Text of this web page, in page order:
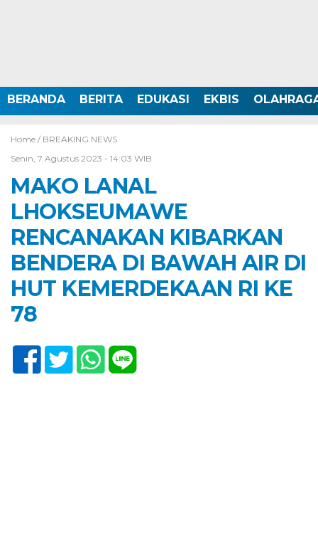
BERANDA BERITA EDUKASI EKBIS
Home / BREAKING NEWS
Senin, 7 Agustus 2023 - 14:03 WIB
MAKO LANAL
LHOKSEUMAWE
RENCANAKAN KIBARKAN
BENDERA DI BAWAH AIR DI
HUT KEMERDEKAAN RI KE
78